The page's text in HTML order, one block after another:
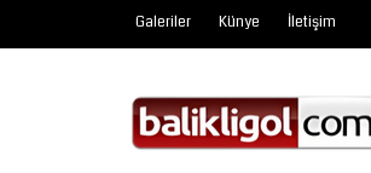
Galeriler Künye İletişim